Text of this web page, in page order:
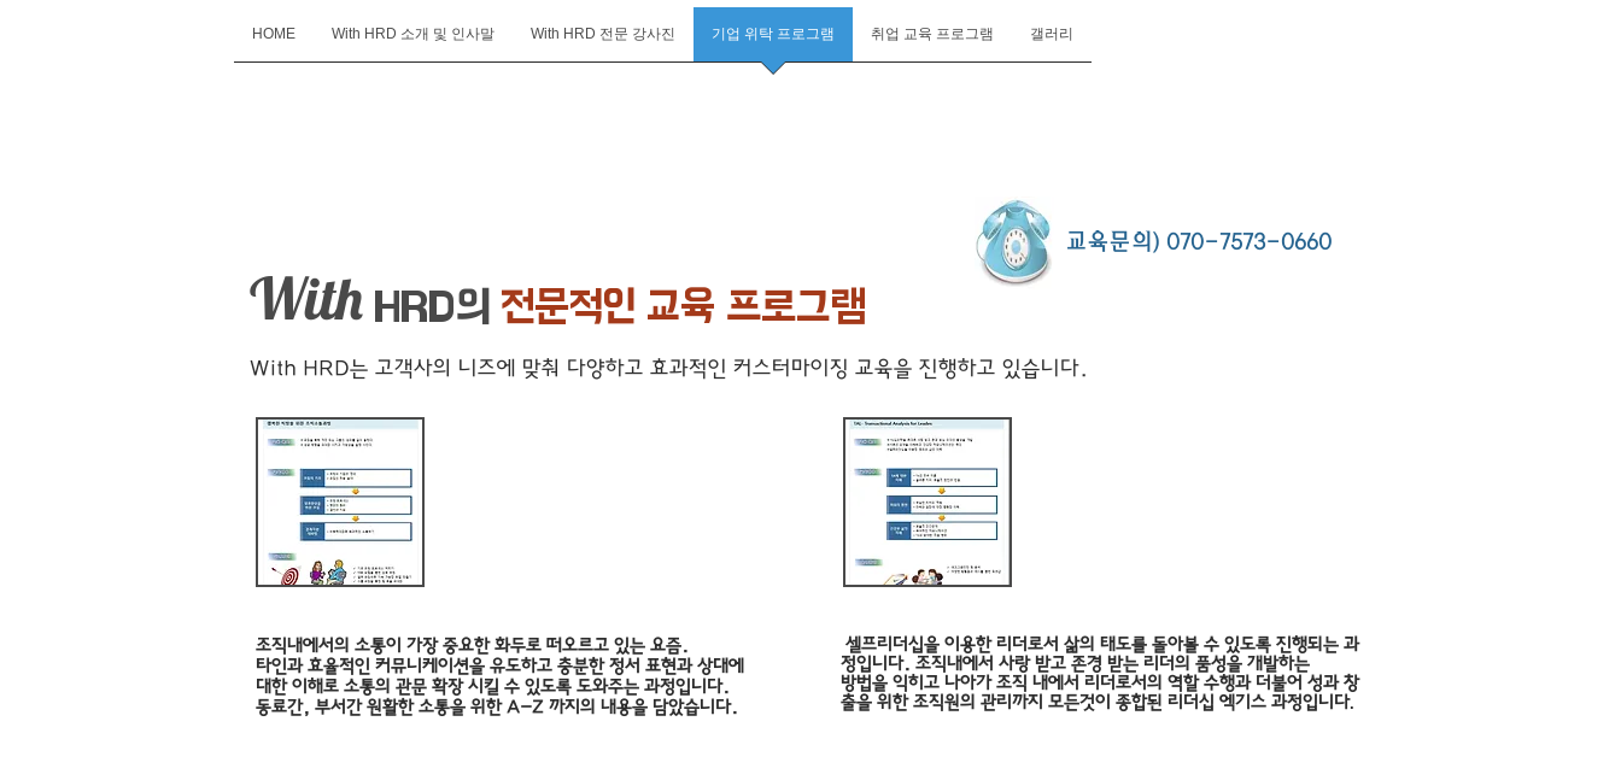
HOME With HRD 소개 및 인사말 With HRD 전문 강사진 기업 위탁 프로그램 취업 교육 프로그램 갤러리
With HRD의 전문적인 교육 프로그램
With HRD는 고객사의 니즈에 맞춰 다양하고 효과적인 커스터마이징 교육을 진행하고 있습니다.
교육문의) 070-7573-0660
조직내에서의 소통이 가장 중요한 화두로 떠오르고 있는 요즘.
타인과 효율적인 커뮤니케이션을 유도하고 충분한 정서 표현과 상대에
대한 이해로 소통의 관문 확장 시킬 수 있도록 도와주는 과정입니다.
동료간, 부서간 원활한 소통을 위한 A-Z 까지의 내용을 담았습니다.
셀프리더십을 이용한 리더로서 삶의 태도를 돌아볼 수 있도록 진행되는 과
정입니다. 조직내에서 사랑 받고 존경 받는 리더의 품성을 개발하는
방법을 익히고 나아가 조직 내에서 리더로서의 역할 수행과 더불어 성과 창
출을 위한 조직원의 관리까지 모든것이 종합된 리더십 엑기스 과정입니다.